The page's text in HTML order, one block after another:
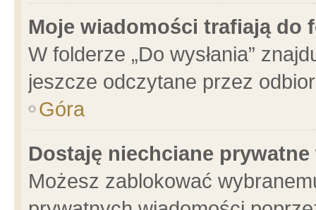
Moje wiadomości trafiają do
W folderze „Do wysłania”
jeszcze odczytane przez
Góra
Dostaję niechciane
Możesz zablokować